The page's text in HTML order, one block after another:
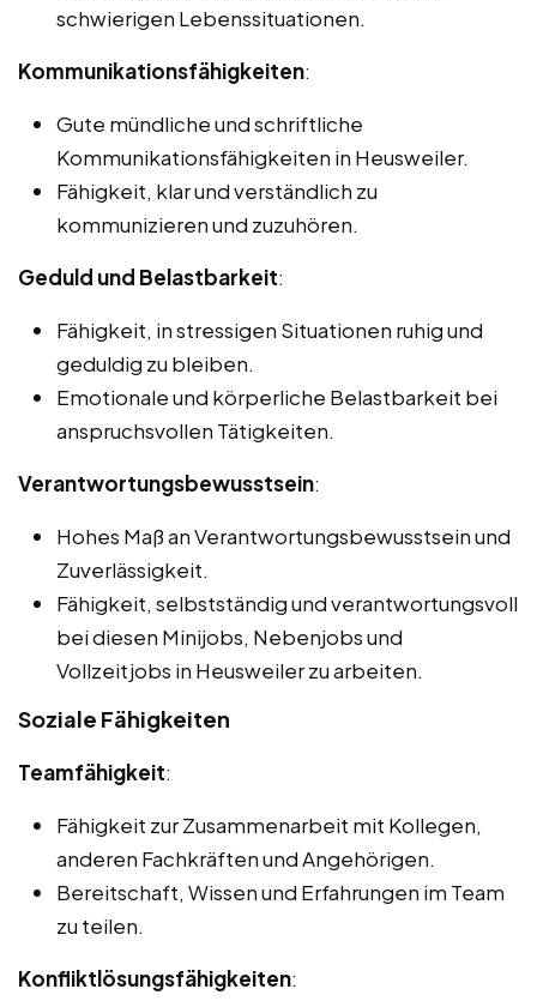
schwierigen Lebenssituationen.
Kommunikationsfähigkeiten:
Gute mündliche und schriftliche
Kommunikationsfähigkeiten in Heusweiler.
Fähigkeit, klar und verständlich zu
kommunizieren und zuzuhören.
Geduld und Belastbarkeit:
Fähigkeit, in stressigen Situationen ruhig und
geduldig zu bleiben.
Emotionale und körperliche Belastbarkeit bei
anspruchsvollen Tätigkeiten.
Verantwortungsbewusstsein:
Hohes Maß an Verantwortungsbewusstsein und
Zuverlässigkeit.
Fähigkeit, selbstständig und verantwortungsvoll
bei diesen Minijobs, Nebenjobs und
Vollzeitjobs in Heusweiler zu arbeiten.
Soziale Fähigkeiten
Teamfähigkeit:
Fähigkeit zur Zusammenarbeit mit Kollegen,
anderen Fachkräften und Angehörigen.
Bereitschaft, Wissen und Erfahrungen im Team
zu teilen.
Konfliktlösungsfähigkeiten: